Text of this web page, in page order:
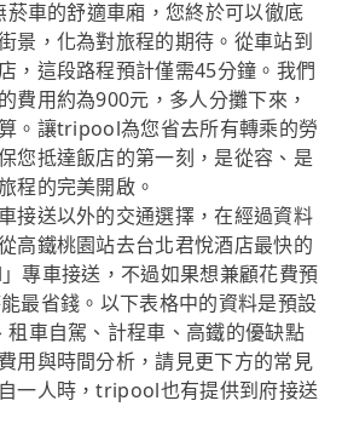
車的舒適車廂，您終於可以徹底
景，化為對旅程的期待。從車站到
，這段路程預計僅需45分鐘。我們
費用約為900元，多人分攤下來，
。讓tripool為您省去所有轉乘的勞
您抵達飯店的第一刻，是從容、是
程的完美開啟。
接送以外的交通選擇，在經過資料
高鐵桃園站去台北君悅酒店最快的
專車接送，不過如果想兼顧花費預
最省錢。以下表格中的資料是預設
車自駕、計程車、高鐵的優缺點
用與時間分析，請見更下方的常見
一人時，tripool也有提供到府接送